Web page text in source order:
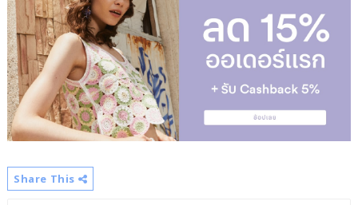
Share This